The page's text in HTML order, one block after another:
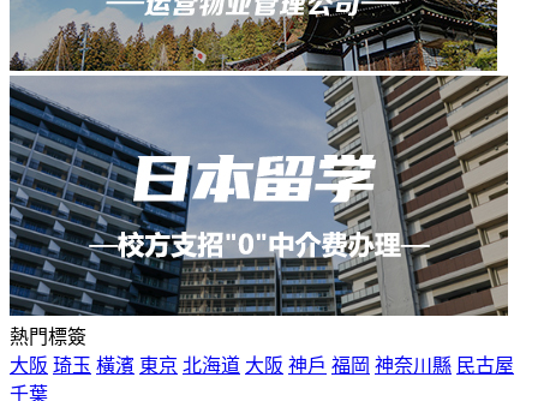
熱門標簽
大阪 琦玉 橫濱 東京 北海道 大阪 神戶 福岡 神奈川縣 民古屋
千葉